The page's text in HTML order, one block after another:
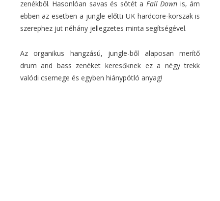
zenékből. Hasonlóan savas és sötét a Fall Down is, ám
ebben az esetben a jungle előtti UK hardcore-korszak is
szerephez jut néhány jellegzetes minta segítségével.
Az organikus hangzású, jungle-ből alaposan merítő
drum and bass zenéket keresőknek ez a négy trekk
valódi csemege és egyben hiánypótló anyag!